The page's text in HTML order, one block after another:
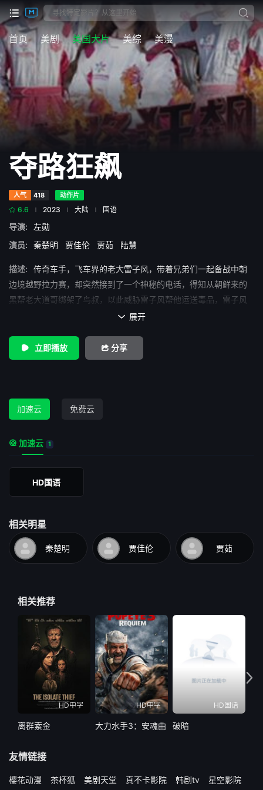
首页 美剧 美国大片 美综 美漫
夺路狂飙
人气 418 动作片
6.6 2023 大陆 国语
导演:
左勋
演员:
秦楚明 贾佳伦 贾茹 陆慧
描述:
传奇车手，飞车界的老大雷子风，带着兄弟们一起备战中朝
边境越野拉力赛，却突然接到了一个神秘的电话，得知从朝鲜来的
黑帮老大道哥绑架了鸟叔，以此威胁雷子风帮他运送毒品，雷子风
为了救出师傅，决定铤而走险。这时太子季从俄罗斯回来参加比
太子季曾经因为黑市赌车被师傅逐出家门，太子季以为雷子风出卖
了自己而怀恨在心，他为了抢到这批货不择手段，策反了阿森帮
了不让雷子风以身犯险，决定自己去救师傅，比赛开始之后，安娜
冲出赛道，来到交易地点，却被叛变的阿森抢走了保险箱，太子季
和阿森带着保险箱驾车逃走，安娜紧追不舍，最后撞毁了阿森的
车，取回了箱子，和知道后赶来的的雷子风救出了师傅。
 展开
立即播放 分享
加速云 免费云
加速云 1
HD国语
相关明星
秦楚明 贾佳伦 贾茹
相关推荐
HD中字
离群索金
HD中字
大力水手3：安魂曲
HD国语
破暗
友情链接
樱花动漫 茶杯狐 美剧天堂 真不卡影院 韩剧tv 星空影院